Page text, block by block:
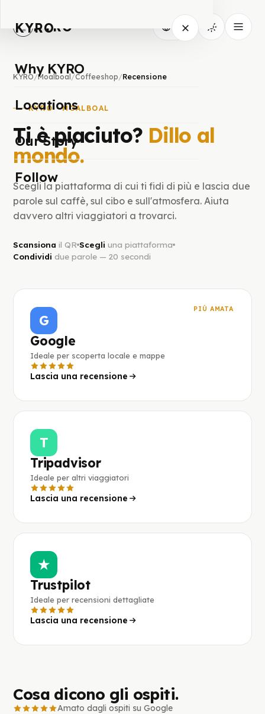
KYRO
KYRO
Why KYRO
Locations
Our Story
Follow
KYRO/Moalboal/Coffeeshop/Recensione
KYRO · MOALBOAL
Ti è piaciuto? Dillo al
mondo.
Scegli la piattaforma di cui ti fidi di più e lascia due
parole sul caffè, sul cibo e sull'atmosfera. Aiuta
davvero altri viaggiatori a trovarci.
Scansiona il QR Scegli una piattaforma
Condividi due parole — 20 secondi
PIÙ AMATA
G
Google
Ideale per scoperta locale e mappe
Lascia una recensione
T
Tripadvisor
Ideale per altri viaggiatori
Lascia una recensione
★
Trustpilot
Ideale per recensioni dettagliate
Lascia una recensione
Cosa dicono gli ospiti.
Amato dagli ospiti su Google